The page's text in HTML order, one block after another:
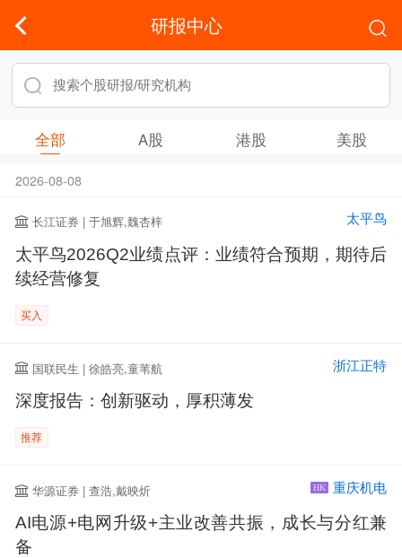
研报中心
全部 A股 港股 美股
2026-08-08
长江证券 | 于旭辉,魏杏梓 太平鸟
太平鸟2026Q2业绩点评：业绩符合预期，期待后
续经营修复
买入
国联民生 | 徐皓亮,童苇航 浙江正特
深度报告：创新驱动，厚积薄发
推荐
华源证券 | 查浩,戴映炘 HK 重庆机电
AI电源+电网升级+主业改善共振，成长与分红兼
备